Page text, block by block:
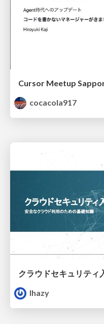
Cursor Meetup
cocacola917
lhazy